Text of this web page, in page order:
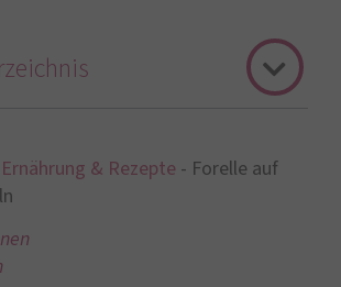
Ernährung & Rezepte - Forelle auf